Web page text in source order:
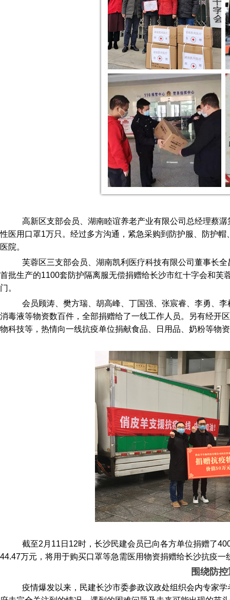
高新区支部会员、湖南睦谊养老产业有限公司总经理蔡
性医用口罩1万只。经过多方沟通，紧急采购到防护服、防护
医院。
芙蓉区三支部会员、湖南凯利医疗科技有限公司董事长
首批生产的1100套防护隔离服无偿捐赠给长沙市红十字会和
门。
会员顾涛、樊方瑞、胡高峰、丁国强、张宸睿、李勇、
消毒液等物资数百件，全部捐赠给了一线工作人员。另有经开
物科技等，热情向一线抗疫单位捐献食品、日用品、奶粉等物
截至2月11日12时，长沙民建会员已向各方单位捐赠了
44.47万元，将用于购买口罩等急需医用物资捐赠给长沙抗疫一
围绕防
疫情爆发以来，民建长沙市委参政议政处组织会内专家